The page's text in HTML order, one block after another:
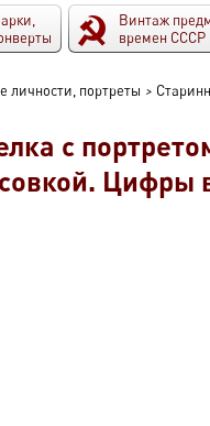
Винтаж
времен СССР
личности, портреты >
с
Цифры